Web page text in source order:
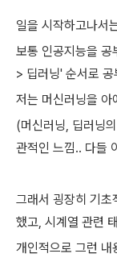
일을 시작하고나서
보통 인공지능을
> 딥러닝' 순서로
저는 머신러닝을 아
(머신러닝, 딥러닝
관적인 느낌.. 다들
그래서 굉장히 기초
했고, 시계열 관련
개인적으로 그런 내